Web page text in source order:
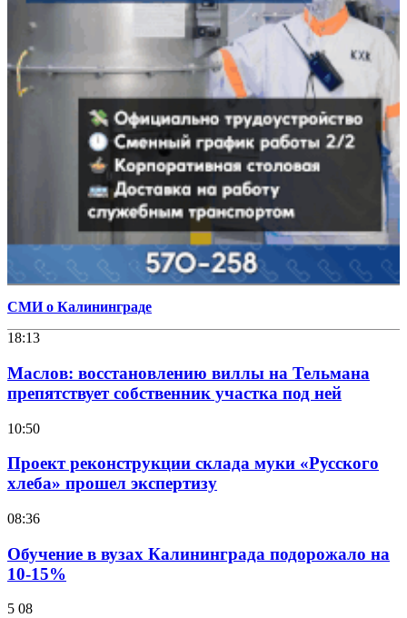
СМИ о Калининграде
18:13
Маслов: восстановлению виллы на Тельмана
препятствует собственник участка под ней
10:50
Проект реконструкции склада муки «Русского
хлеба» прошел экспертизу
08:36
Обучение в вузах Калининграда подорожало на
10-15%
5 08